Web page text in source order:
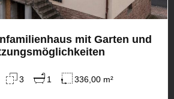
mit Garten und
3 1
336,00 m²